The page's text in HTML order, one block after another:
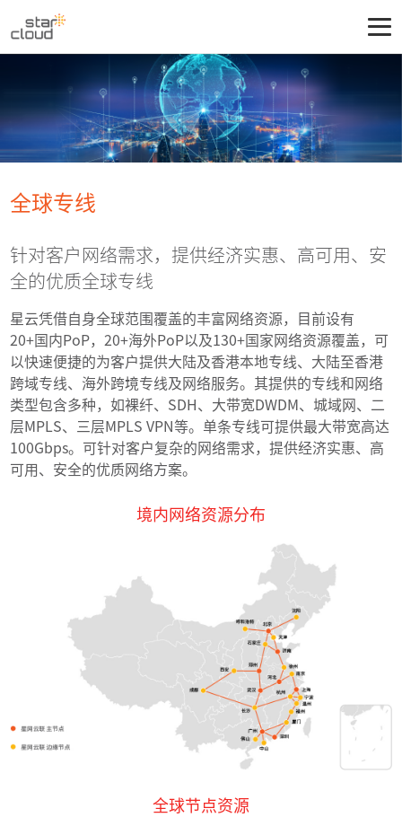
全球专线
针对客户网络需求，提供经济实惠、高可用、安
全的优质全球专线
星云凭借自身全球范围覆盖的丰富网络资源，目前设有
20+国内PoP，20+海外PoP以及130+国家网络资源覆盖，可
以快速便捷的为客户提供大陆及香港本地专线、大陆至香港
跨域专线、海外跨境专线及网络服务。其提供的专线和网络
类型包含多种，如裸纤、SDH、大带宽DWDM、城域网、二
层MPLS、三层MPLS VPN等。单条专线可提供最大带宽高达
100Gbps。可针对客户复杂的网络需求，提供经济实惠、高
可用、安全的优质网络方案。
境内网络资源分布
全球节点资源